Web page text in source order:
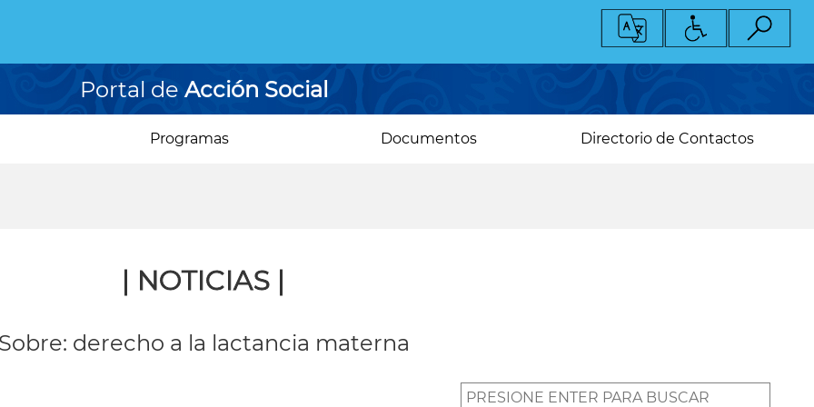
Portal de Acción Social
Programas Documentos Directorio de Contactos
| NOTICIAS |
Sobre: derecho a la lactancia materna